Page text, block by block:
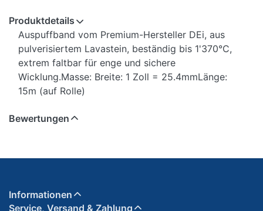
Produktdetails
Auspuffband vom Premium-Hersteller DEi, aus
pulverisiertem Lavastein, beständig bis 1'370°C,
extrem faltbar für enge und sichere
Wicklung.Masse: Breite: 1 Zoll = 25.4mmLänge:
15m (auf Rolle)
Bewertungen
Informationen
Service, Versand & Zahlung